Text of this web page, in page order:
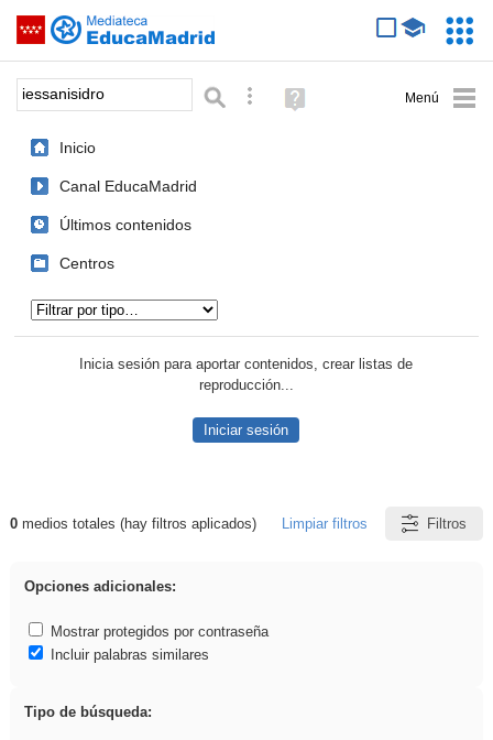
Saltar navegación
Palabra o frase: Búsqueda avanzada
Ayuda
(en
Inicio
Canal EducaMadrid
Últimos contenidos
Centros
Inicia sesión para aportar contenidos, crear listas de
reproducción...
Iniciar sesión
Resultados de: iessanisidro
0medios totales (hay filtros aplicados) Limpiar filtros Filtros
Opciones adicionales:
Mostrar protegidos por contraseña
Incluir palabras similares
Tipo de búsqueda: